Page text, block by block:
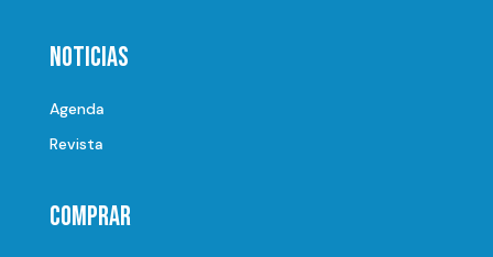
Noticias
Agenda
Revista
Comprar